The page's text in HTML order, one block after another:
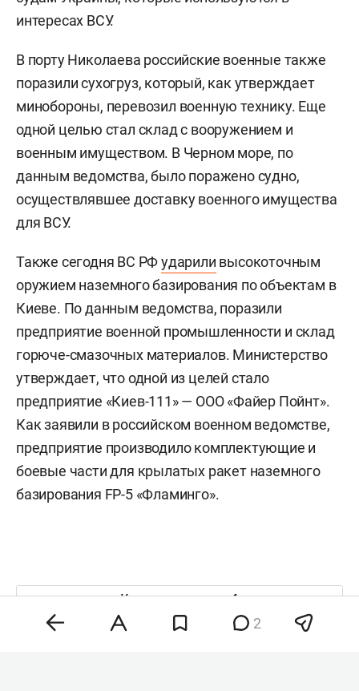
интересах ВСУ.
В порту Николаева российские военные также
поразили сухогруз, который, как утверждает
минобороны, перевозил военную технику. Еще
одной целью стал склад с вооружением и
военным имуществом. В Черном море, по
данным ведомства, было поражено судно,
осуществлявшее доставку военного имущества
для ВСУ.
Также сегодня ВС РФударили высокоточным
оружием наземного базирования по объектам в
Киеве. По данным ведомства, поразили
предприятие военной промышленности и склад
горюче-смазочных материалов. Министерство
утверждает, что одной из целей стало
предприятие «Киев-111» — ООО «Файер Пойнт».
Как заявили в российском военном ведомстве,
предприятие производило комплектующие и
боевые части для крылатых ракет наземного
базирования FP-5 «Фламинго».
Комментарии 1
2